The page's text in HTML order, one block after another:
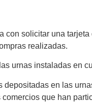
solicitar una
realizadas.
urnas instaladas en
en las
que han